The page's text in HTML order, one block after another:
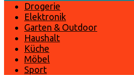
Drogerie
Elektronik
Garten & Outdoor
Haushalt
Küche
Möbel
Sport